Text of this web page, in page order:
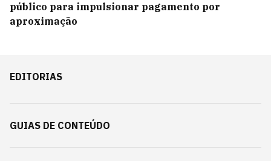
público para impulsionar pagamento por
aproximação
EDITORIAS
GUIAS DE CONTEÚDO